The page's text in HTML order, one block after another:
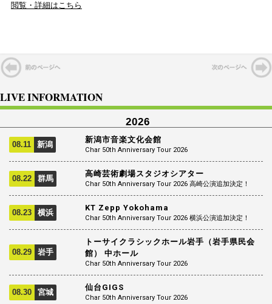
閲覧・詳細はこちら
LIVE INFORMATION
2026
08.11 新潟 新潟市音楽文化会館
Char 50th Anniversary Tour 2026
08.22 群馬 高崎芸術劇場スタジオシアター
Char 50th Anniversary Tour 2026 高崎公演追加決定！
08.23 横浜 KT Zepp Yokohama
Char 50th Anniversary Tour 2026 横浜公演追加決定！
08.29 岩手
トーサイクラシックホール岩手（岩手県民会
館） 中ホール
Char 50th Anniversary Tour 2026
08.30 宮城 仙台GIGS
Char 50th Anniversary Tour 2026